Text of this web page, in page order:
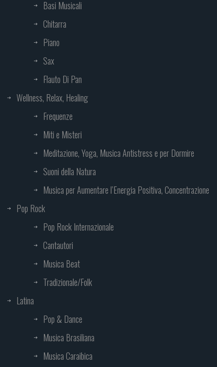
Basi Musicali
Chitarra
Piano
Sax
Flauto Di Pan
Wellness, Relax, Healing
Frequenze
Miti e Misteri
Meditazione, Yoga, Musica Antistress e per Dormire
Suoni della Natura
Musica per Aumentare l’Energia Positiva, Concentrazione
Pop Rock
Pop Rock Internazionale
Cantautori
Musica Beat
Tradizionale/Folk
Latina
Pop & Dance
Musica Brasiliana
Musica Caraibica